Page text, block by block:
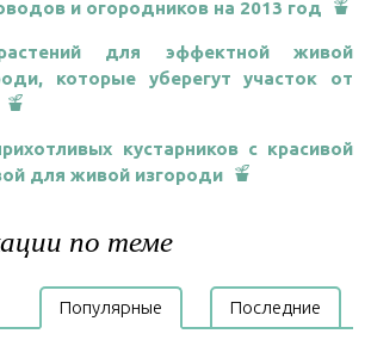
и огородников на 2013 год
для эффектной живой
которые уберегут участок от
кустарников с красивой
для живой изгороди
по теме
Популярные Последние